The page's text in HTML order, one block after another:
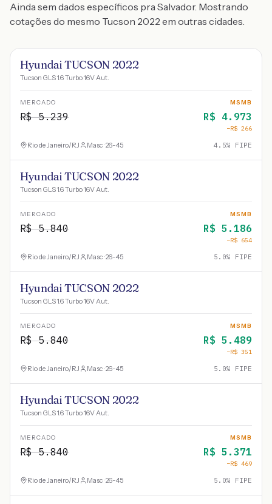
Ainda sem dados específicos pra Salvador. Mostrando
cotações do mesmo Tucson 2022 em outras cidades.
Hyundai TUCSON 2022
Tucson GLS 1.6 Turbo 16V Aut.
MERCADO
R$5.239
MSMB
R$ 4.973
−R$ 266
Rio de Janeiro/RJ Masc · 26-45 4.5% FIPE
Hyundai TUCSON 2022
Tucson GLS 1.6 Turbo 16V Aut.
MERCADO
R$5.840
MSMB
R$ 5.186
−R$ 654
Rio de Janeiro/RJ Masc · 26-45 5.0% FIPE
Hyundai TUCSON 2022
Tucson GLS 1.6 Turbo 16V Aut.
MERCADO
R$5.840
MSMB
R$ 5.489
−R$ 351
Rio de Janeiro/RJ Masc · 26-45 5.0% FIPE
Hyundai TUCSON 2022
Tucson GLS 1.6 Turbo 16V Aut.
MERCADO
R$5.840
MSMB
R$ 5.371
−R$ 469
Rio de Janeiro/RJ Masc · 26-45 5.0% FIPE